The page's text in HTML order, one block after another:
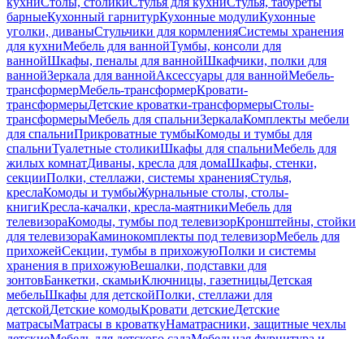
барныеКухонный гарнитурКухонные модулиКухонные
уголки, диваныСтульчики для кормленияСистемы хранения
для кухниМебель для ваннойТумбы, консоли для
ваннойШкафы, пеналы для ваннойШкафчики, полки для
ваннойЗеркала для ваннойАксессуары для ваннойМебель-
трансформерМебель-трансформерКровати-
трансформерыДетские кроватки-трансформерыСтолы-
трансформерыМебель для спальниЗеркалаКомплекты мебели
для спальниПрикроватные тумбыКомоды и тумбы для
спальниТуалетные столикиШкафы для спальниМебель для
жилых комнатДиваны, кресла для домаШкафы, стенки,
секцииПолки, стеллажи, системы храненияСтулья,
креслаКомоды и тумбыЖурнальные столы, столы-
книгиКресла-качалки, кресла-маятникиМебель для
телевизораКомоды, тумбы под телевизорКронштейны, стойки
для телевизораКаминокомплекты под телевизорМебель для
прихожейСекции, тумбы в прихожуюПолки и системы
хранения в прихожуюВешалки, подставки для
зонтовБанкетки, скамьиКлючницы, газетницыДетская
мебельШкафы для детскойПолки, стеллажи для
детскойДетские комодыКровати детскиеДетские
матрасыМатрасы в кроваткуНаматрасники, защитные чехлы